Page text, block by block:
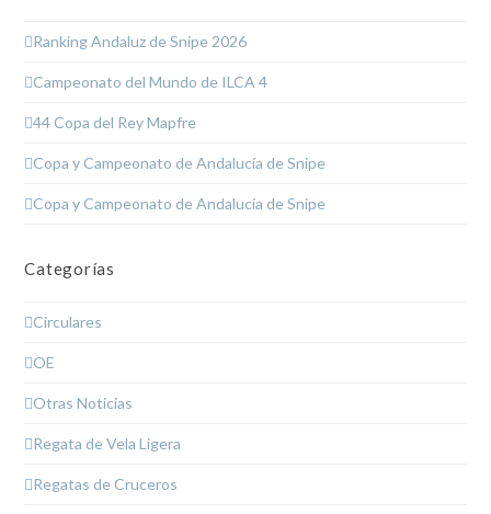
Ranking Andaluz de Snipe 2026
Campeonato del Mundo de ILCA 4
44 Copa del Rey Mapfre
Copa y Campeonato de Andalucía de Snipe
Copa y Campeonato de Andalucía de Snipe
Categorías
Circulares
OE
Otras Noticias
Regata de Vela Ligera
Regatas de Cruceros